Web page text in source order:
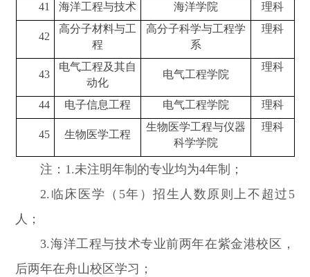
41
海洋工程与技术 海洋学院 理科
42
高分子材料与工
程
高分子科学与工程学
系
理科
43
电气工程及其自
动化
电气工程学院
理科
44 电子信息工程 电气工程学院 理科
45 生物医学工程
生物医学工程与仪器
科学学院
理科
注：1.未注明年制的专业均为4年制；
2.临床医学（5年）招生人数原则上不超过5
人；
3.海洋工程与技术专业前两年在紫金港校区，
后两年在舟山校区学习；